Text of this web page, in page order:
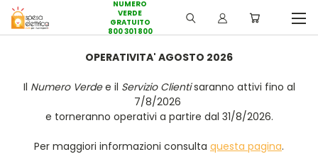
NUMERO
VERDE
GRATUITO
800 301 800
OPERATIVITA' AGOSTO 2026
Il Numero Verdee il Servizio Clientisaranno attivi fino al
7/8/2026
e torneranno operativi a partire dal 31/8/2026.
Per maggiori informazioni consulta questa pagina.